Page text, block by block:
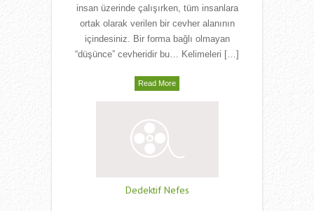
insan üzerinde çalışırken, tüm insanlara
ortak olarak verilen bir cevher alanının
içindesiniz. Bir forma bağlı olmayan
“düşünce” cevheridir bu… Kelimeleri […]
Read More
Dedektif Nefes